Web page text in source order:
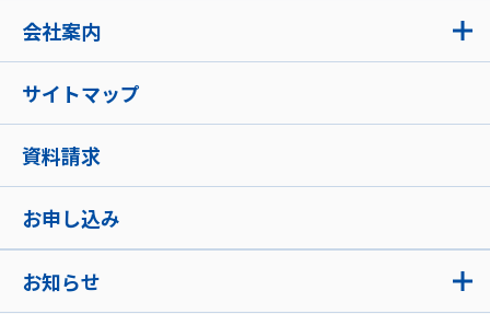
お知らせ
会社案内
サイトマップ
資料請求
お申し込み